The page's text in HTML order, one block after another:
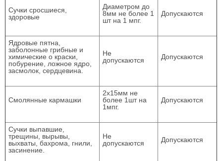
Сучки сросшиеся,
здоровые
Диаметром до
8мм не более 1
шт на 1 мпг.
Допускаются
Ядровые пятна,
заболонные грибные и
химические о краски,
побурение, ложное ядро,
засмолок, сердцевина.
Не
допускаются
Допускаются
Смолянные кармашки
2х15мм не
более 1шт на
1мпг.
Допускаются
Сучки выпавшие,
трещины, вырывы,
выхваты, бахрома, гнили,
засинение.
Не
допускаются
Допускаются